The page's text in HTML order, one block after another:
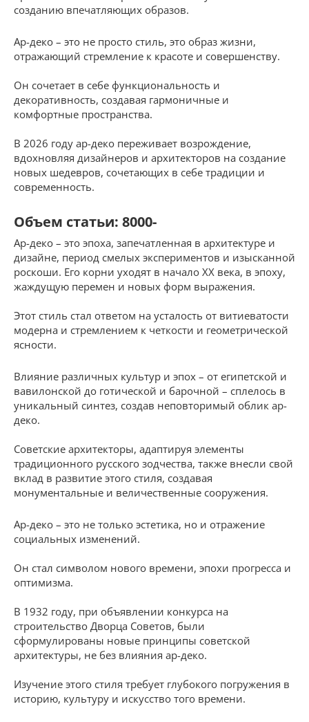
созданию впечатляющих образов.
Ар-деко – это не просто стиль, это образ жизни,
отражающий стремление к красоте и совершенству.
Он сочетает в себе функциональность и
декоративность, создавая гармоничные и
комфортные пространства.
В 2026 году ар-деко переживает возрождение,
вдохновляя дизайнеров и архитекторов на создание
новых шедевров, сочетающих в себе традиции и
современность.
Объем статьи: 8000-
Ар-деко – это эпоха, запечатленная в архитектуре и
дизайне, период смелых экспериментов и изысканной
роскоши. Его корни уходят в начало XX века, в эпоху,
жаждущую перемен и новых форм выражения.
Этот стиль стал ответом на усталость от витиеватости
модерна и стремлением к четкости и геометрической
ясности.
Влияние различных культур и эпох – от египетской и
вавилонской до готической и барочной – сплелось в
уникальный синтез, создав неповторимый облик ар-
деко.
Советские архитекторы, адаптируя элементы
традиционного русского зодчества, также внесли свой
вклад в развитие этого стиля, создавая
монументальные и величественные сооружения.
Ар-деко – это не только эстетика, но и отражение
социальных изменений.
Он стал символом нового времени, эпохи прогресса и
оптимизма.
В 1932 году, при объявлении конкурса на
строительство Дворца Советов, были
сформулированы новые принципы советской
архитектуры, не без влияния ар-деко.
Изучение этого стиля требует глубокого погружения в
историю, культуру и искусство того времени.